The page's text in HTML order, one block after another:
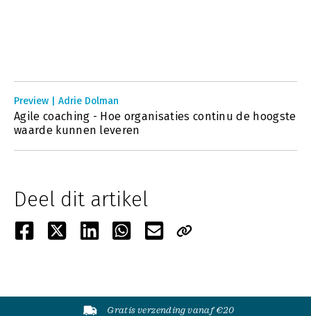
Preview | Adrie Dolman
Agile coaching - Hoe organisaties continu de hoogste
waarde kunnen leveren
Deel dit artikel
Gratis verzending vanaf €20